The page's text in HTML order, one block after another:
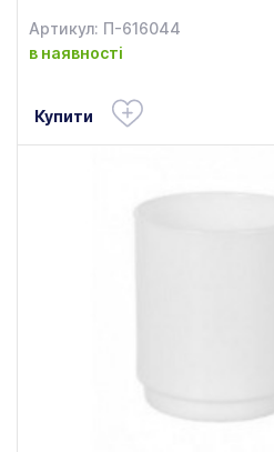
Артикул: П-616044
в наявності
Купити